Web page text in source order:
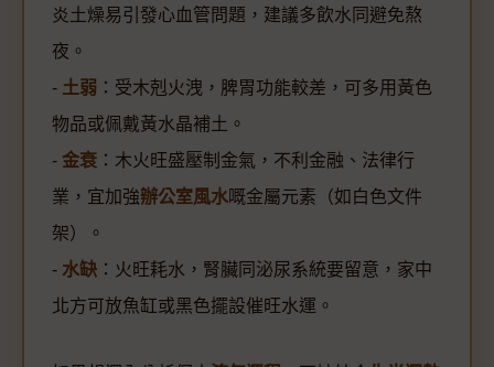
炎土燥易引發心血管問題，建議多飲水同避免熬
夜。
- 土弱 ：受木剋火洩，脾胃功能較差，可多用黃色
物品或佩戴黃水晶補土。
- 金衰 ：木火旺盛壓制金氣，不利金融、法律行
業，宜加強辦公室風水嘅金屬元素（如白色文件
架）。
- 水缺 ：火旺耗水，腎臟同泌尿系統要留意，家中
北方可放魚缸或黑色擺設催旺水運。